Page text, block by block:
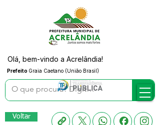
Prefeito Graia Caetano (União Brasil)
Olá, bem-vindo a Acrelândia!
Voltar